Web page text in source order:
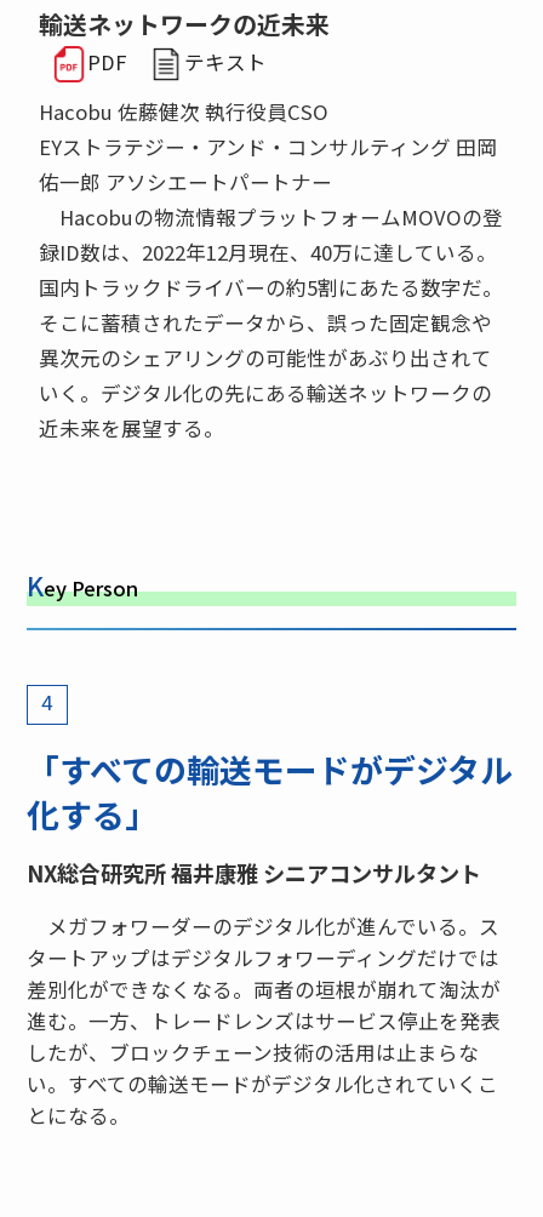
輸送ネットワークの近未来
PDF
テキスト
Hacobu 佐藤健次 執行役員CSO
EYストラテジー・アンド・コンサルティング 田岡
佑一郎 アソシエートパートナー
Hacobuの物流情報プラットフォームMOVOの登
録ID数は、2022年12月現在、40万に達している。
国内トラックドライバーの約5割にあたる数字だ。
そこに蓄積されたデータから、誤った固定観念や
異次元のシェアリングの可能性があぶり出されて
いく。デジタル化の先にある輸送ネットワークの
近未来を展望する。
Key Person
4
「すべての輸送モードがデジタル
化する」
NX総合研究所 福井康雅 シニアコンサルタント
メガフォワーダーのデジタル化が進んでいる。ス
タートアップはデジタルフォワーディングだけでは
差別化ができなくなる。両者の垣根が崩れて淘汰が
進む。一方、トレードレンズはサービス停止を発表
したが、ブロックチェーン技術の活用は止まらな
い。すべての輸送モードがデジタル化されていくこ
とになる。